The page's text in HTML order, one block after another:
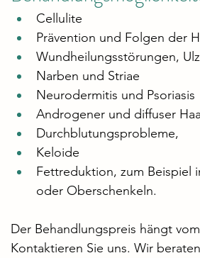
Cellulite
Prävention und Folgen der
Wundheilungsstörungen,
Narben und Striae
Neurodermitis und Psoriasis
Androgener und diffuser
Durchblutungsprobleme,
Keloide
Fettreduktion, zum Beispiel
oder Oberschenkeln.
Der Behandlungspreis hängt
Kontaktieren Sie uns. Wir